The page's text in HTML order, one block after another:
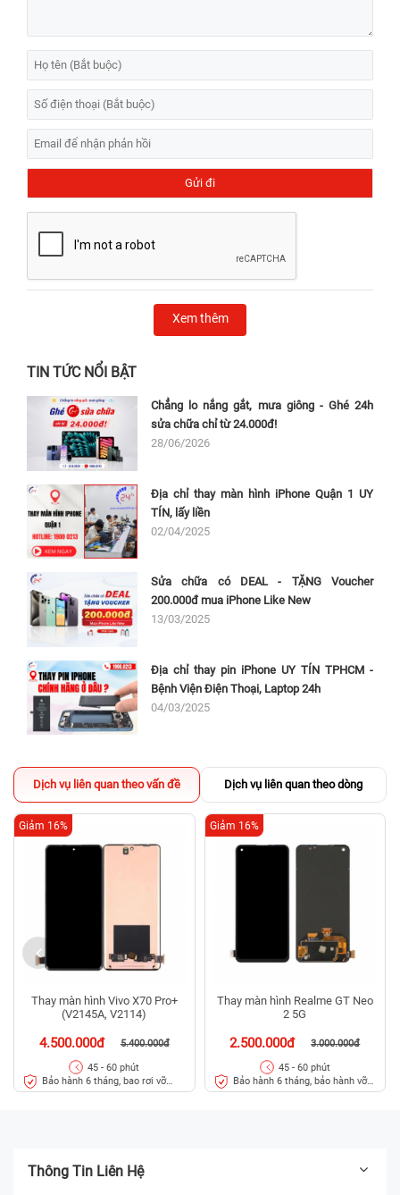
Xem thêm
TIN TỨC NỔI BẬT
Chẳng lo nắng gắt, mưa giông - Ghé 24h
sửa chữa chỉ từ 24.000đ!
28/06/2026
Địa chỉ thay màn hình iPhone Quận 1 UY
TÍN, lấy liền
02/04/2025
Sửa chữa có DEAL - TẶNG Voucher
200.000đ mua iPhone Like New
13/03/2025
Địa chỉ thay pin iPhone UY TÍN TPHCM -
Bệnh Viện Điện Thoại, Laptop 24h
04/03/2025
Dịch vụ liên quan theo vấn đề Dịch vụ liên quan theo dòng
Thay màn hình Vivo X70 Pro+
(V2145A, V2114)
4.500.000đ 5.400.000đ
Giảm 16%
45 - 60 phút
Bảo hành 6 tháng, bao rơi vỡ
kính
Thay màn hình Realme GT Neo
2 5G
2.500.000đ 3.000.000đ
Giảm 16%
45 - 60 phút
Bảo hành 6 tháng, bảo hành vỡ
kính 3 tháng
Thông Tin Liên Hệ